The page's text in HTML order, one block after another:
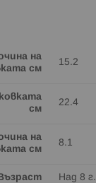
на
см
15.2
см
22.4
на
см
8.1
Възраст Над 8 г.